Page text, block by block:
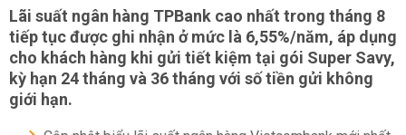
Lãi suất ngân hàng TPBank cao nhất trong tháng 8
tiếp tục được ghi nhận ở mức là 6,55%/năm, áp dụng
cho khách hàng khi gửi tiết kiệm tại gói Super Savy,
kỳ hạn 24 tháng và 36 tháng với số tiền gửi không
giới hạn.